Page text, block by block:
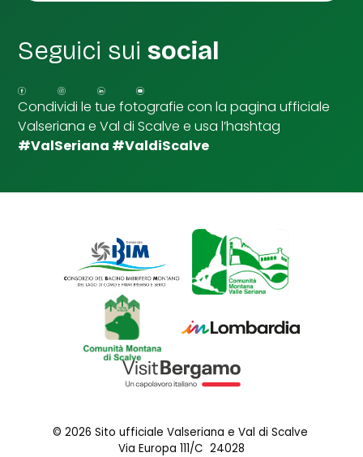
i
p
u
n
t
a
Seguici suisocial
Condividi le tue fotografie con la pagina ufficiale
Valseriana e Val di Scalve e usa l’hashtag
#ValSeriana #ValdiScalve
© 2026 Sito ufficiale Valseriana e Val di Scalve
Via Europa 111/C 24028